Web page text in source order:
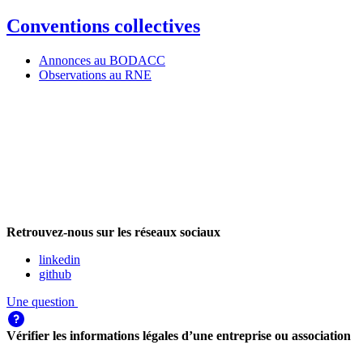
Conventions collectives
Annonces au BODACC
Observations au RNE
Retrouvez-nous sur les réseaux sociaux
linkedin
github
Une question
Vérifier les informations légales d’une entreprise ou association